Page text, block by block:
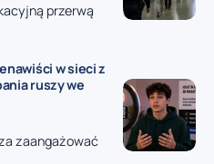
przerwą
w sieci z
ruszy we
zaangażować